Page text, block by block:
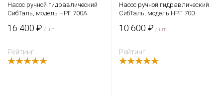
Насос ручной гидравлический
СибТаль, модель НРГ 700А
16 400 ₽ / шт
Рейтинг
Насос ручной гидравлический
СибТаль, модель НРГ 700
10 600 ₽ / шт
Рейтинг